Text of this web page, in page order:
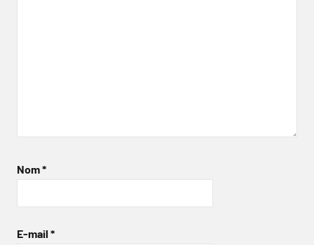
Nom*
E-mail *